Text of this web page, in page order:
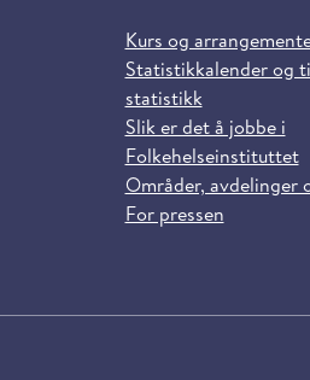
Kurs og
Statistikkalender og
statistikk
Slik er det å jobbe i
Folkehelseinstituttet
Områder, avdelinger
For pressen